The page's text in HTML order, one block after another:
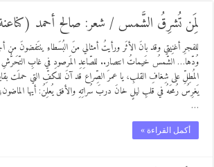
لِمَن تُشرِقُ الشَّمس / شعر: صالح أحمد
للفجرِ أغنِيتي وقد بانَ الأثَر ورأيتُ أمثالي منَ البُسَطاءِ ينتَفضونَ
وُدّها… الشّمسُ خَيماتُ انتصار.. للصّاعِدِ المَرصودِ في غابِ التّحَرُّشِ
المُطِلِّ على شِغافِ القلبِ، يا عمرَ الصِّراع قد آنَ للكفِّ التي حملَت
يَغرِسُ رُمحَهُ في قلبِ ليلٍ خانَ دربَ سُراتِهِ والأفق يُعلِنُ: أيها
…
أكمل القراءة »